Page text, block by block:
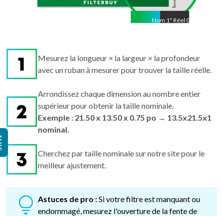
Nom 1" Réel 0.75
Mesurez la longueur × la largeur × la profondeur
avec un ruban à mesurer pour trouver la taille réelle.
Arrondissez chaque dimension au nombre entier
supérieur pour obtenir la taille nominale.
Exemple : 21.50 x 13.50 x 0.75 po → 13.5x21.5x1
nominal.
Cherchez par taille nominale sur notre site pour le
meilleur ajustement.
Astuces de pro :Si votre filtre est manquant ou
endommagé, mesurez l'ouverture de la fente de